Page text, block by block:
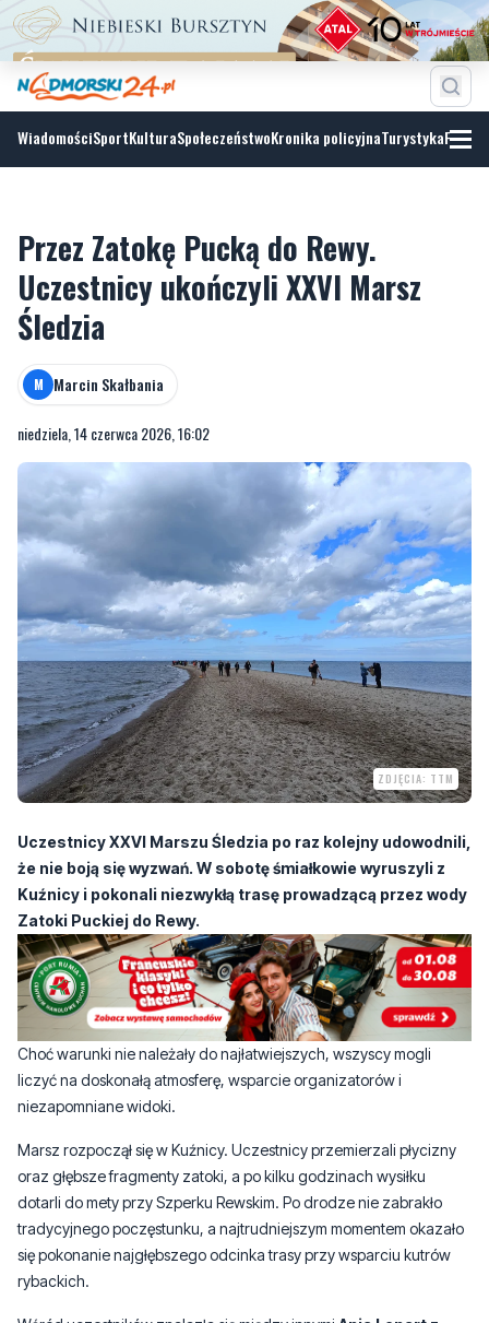
WiadomościSportKulturaSpołeczeństwoKronika policyjnaTurystyka
Przez Zatokę Pucką do Rewy.
Uczestnicy ukończyli XXVI Marsz
Śledzia
M Marcin Skałbania
niedziela, 14 czerwca 2026, 16:02
ZDJĘCIA: TTM
Uczestnicy XXVI Marszu Śledzia po raz kolejny udowodnili,
że nie boją się wyzwań. W sobotę śmiałkowie wyruszyli z
Kuźnicy i pokonali niezwykłą trasę prowadzącą przez wody
Zatoki Puckiej do Rewy.
liczyć na doskonałą atmosferę, wsparcie organizatorów i
niezapomniane widoki.
Marsz rozpoczął się w Kuźnicy. Uczestnicy przemierzali płycizny
oraz głębsze fragmenty zatoki, a po kilku godzinach wysiłku
dotarli do mety przy Szperku Rewskim. Po drodze nie zabrakło